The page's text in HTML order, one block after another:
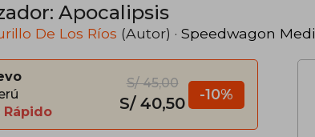
Apocalipsis
De Los Ríos (Autor) · Speedwagon
Rápido
S/ 45,00
S/ 40,50 -10%